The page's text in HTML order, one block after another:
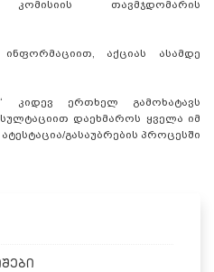
კომისიის თავმჯდომარის
ინფორმაციით, აქციას ასამდე
კიდევ ერთხელ გამოხატავს
დაეხმაროს ყველა იმ
გასაუბრების პროცესში